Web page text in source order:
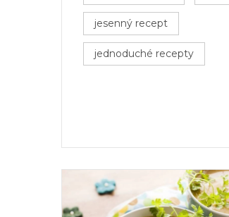
jesenný recept
jednoduché recepty